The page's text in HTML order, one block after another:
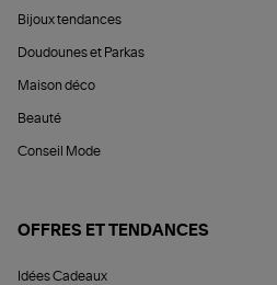
Bijoux tendances
Doudounes et Parkas
Maison déco
Beauté
Conseil Mode
OFFRES ET TENDANCES
Idées Cadeaux